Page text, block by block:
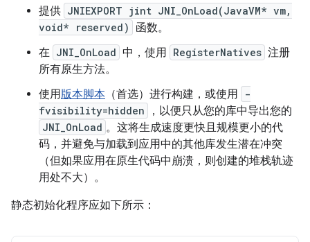
提供 JNIEXPORT jint JNI_OnLoad(JavaVM* vm,
void* reserved)
函数。
在 JNI_OnLoad 中，使用 RegisterNatives 注册
所有原生方法。
使用版本脚本 （首选）进行构建，或使用
-
fvisibility=hidden
，以便只从您的库中导出您的
JNI_OnLoad 。这将生成速度更快且规模更小的代
码，并避免与加载到应用中的其他库发生潜在冲突
（但如果应用在原生代码中崩溃，则创建的堆栈轨迹
用处不大）。
静态初始化程序应如下所示：